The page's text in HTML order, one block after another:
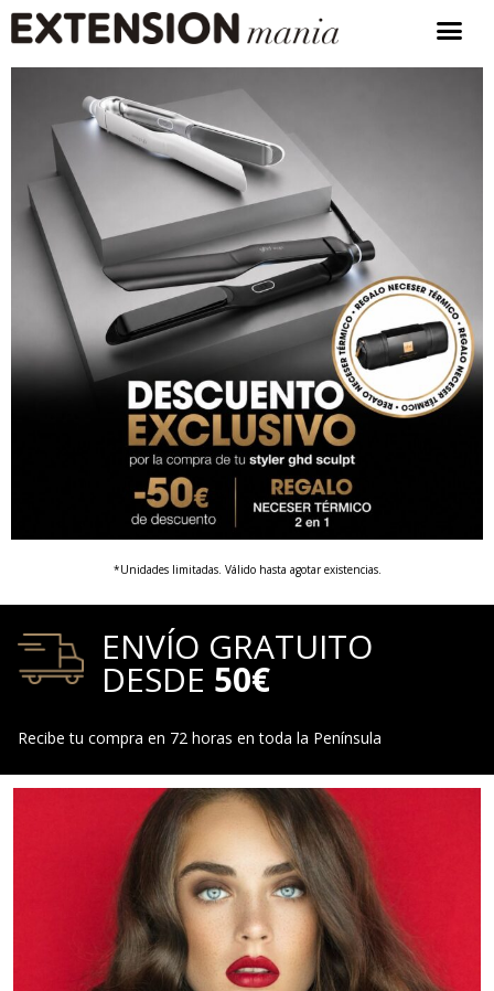
*Unidades limitadas. Válido hasta agotar existencias.
ENVÍO GRATUITO
DESDE 50€
Recibe tu compra en 72 horas en toda la Península